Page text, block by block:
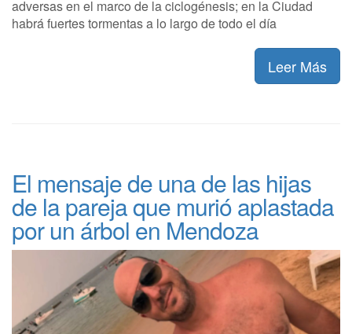
adversas en el marco de la ciclogénesis; en la Ciudad
habrá fuertes tormentas a lo largo de todo el día
Leer Más
El mensaje de una de las hijas
de la pareja que murió aplastada
por un árbol en Mendoza